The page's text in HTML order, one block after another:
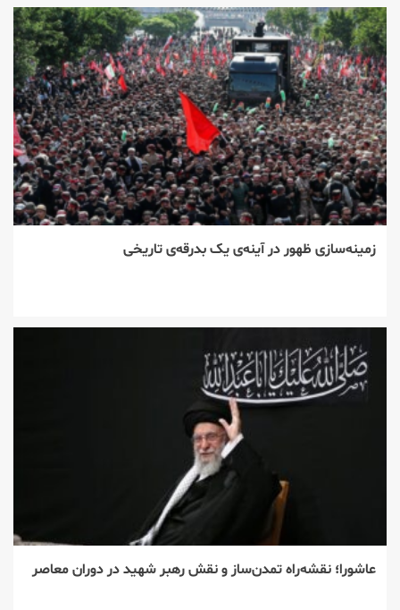
زمینه‌سازی ظهور در آینه‌ی یک بدرقه‌ی تاریخی
عاشورا؛ نقشه‌راه تمدن‌ساز و نقش رهبر شهید در دوران معاصر